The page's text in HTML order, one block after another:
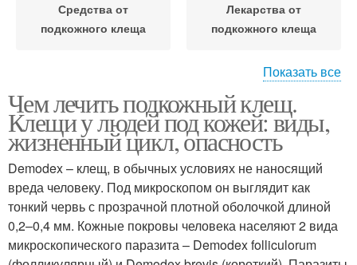
Средства от
подкожного клеща
Лекарства от
подкожного клеща
клеща
Мазь от клещей
Борьба с подкожным
клещом
Таблетки от клеща
Показать все
Чем лечить подкожный клещ.
Клещи у людей под кожей: виды,
жизненный цикл, опасность
Demodex – клещ, в обычных условиях не наносящий
вреда человеку. Под микроскопом он выглядит как
тонкий червь с прозрачной плотной оболочкой длиной
0,2–0,4 мм. Кожные покровы человека населяют 2 вида
микроскопического паразита – Demodex folliculorum